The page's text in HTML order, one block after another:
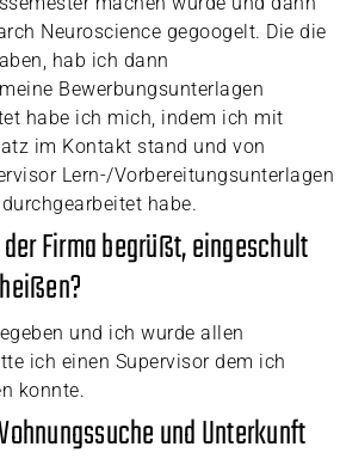
Neuroscience gegoogelt. Die die
hab ich dann
Bewerbungsunterlagen
habe ich mich, indem ich mit
im Kontakt stand und von
Lern-/Vorbereitungsunterlagen
habe.
Firma begrüßt, eingeschult
und ich wurde allen
ich einen Supervisor dem ich
konnte.
und Unterkunft